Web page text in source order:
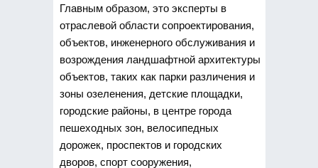
Главным образом, это эксперты в
отраслевой области сопроектирования,
объектов, инженерного обслуживания и
возрождения ландшафтной архитектуры
объектов, таких как парки различения и
зоны озеленения, детские площадки,
городские районы, в центре города
пешеходных зон, велосипедных
дорожек, проспектов и городских
дворов, спорт сооружения,